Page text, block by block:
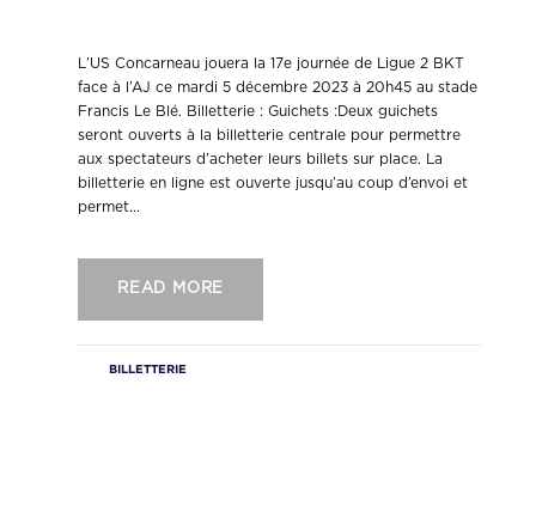
L’US Concarneau jouera la 17e journée de Ligue 2 BKT
face à l’AJ ce mardi 5 décembre 2023 à 20h45 au stade
Francis Le Blé. Billetterie : Guichets :Deux guichets
seront ouverts à la billetterie centrale pour permettre
aux spectateurs d’acheter leurs billets sur place. La
billetterie en ligne est ouverte jusqu’au coup d’envoi et
permet...
READ MORE
BILLETTERIE